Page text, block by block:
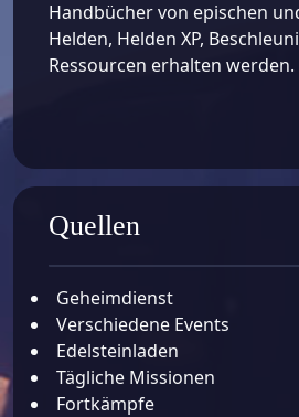
Handbücher von epischen
Helden, Helden XP,
Ressourcen erhalten werden.
Quellen
Geheimdienst
Verschiedene Events
Edelsteinladen
Tägliche Missionen
Fortkämpfe